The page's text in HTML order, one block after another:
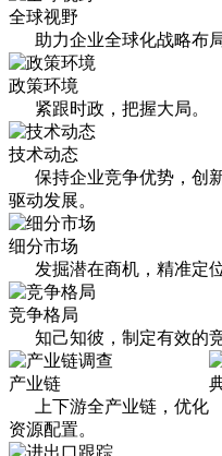
全球视野
助力企业全球化战略布
政策环境
紧跟时政，把握大局。
技术动态
保持企业竞争优势，创
驱动发展。
细分市场
发掘潜在商机，精准定位
竞争格局
知己知彼，制定有效的竞
产业链
上下游全产业链，优化
资源配置。